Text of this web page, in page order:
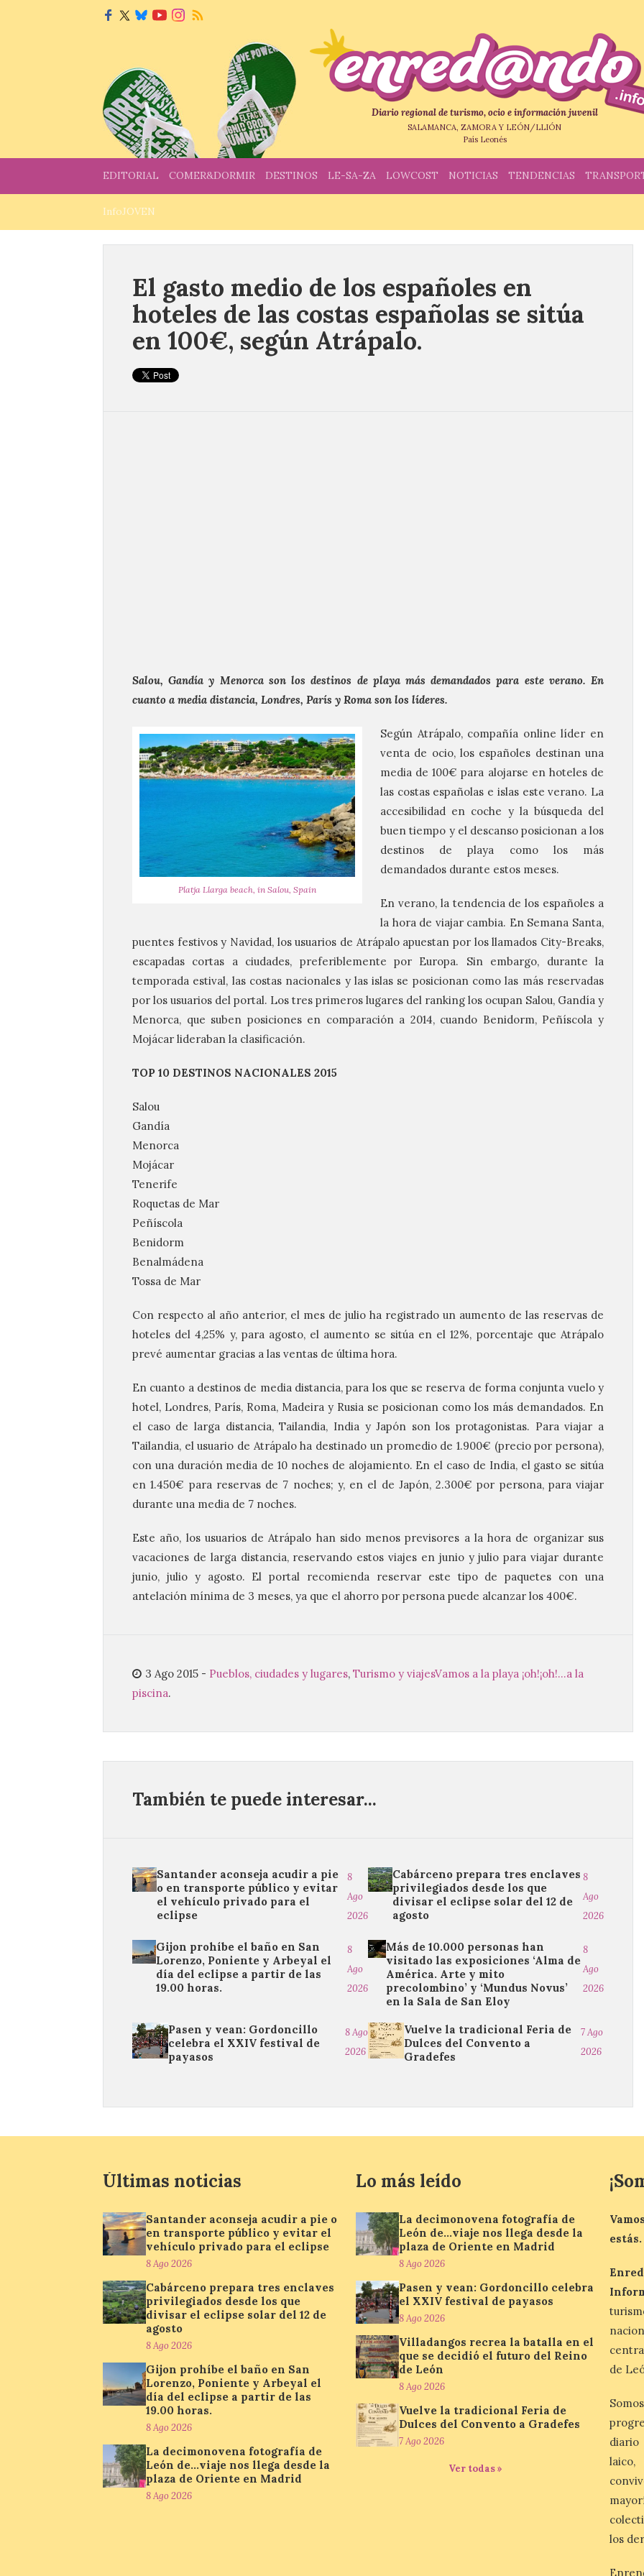
Diario regional de turismo, ocio e información juvenil
SALAMANCA, ZAMORA Y LEÓN/LLIÓN
País Leonés
EDITORIAL COMER&DORMIR DESTINOS LE-SA-ZA LOWCOST NOTICIAS TENDENCIAS
InfoJOVEN
El gasto medio de los españoles en
hoteles de las costas españolas se sitúa
en 100€, según Atrápalo.
Salou, Gandía y Menorca son los destinos de playa más demandados para este verano. En
cuanto a media distancia, Londres, París y Roma son los líderes.
Platja Llarga beach, in Salou, Spain
Según Atrápalo, compañía online líder en
venta de ocio, los españoles destinan una
media de 100€ para alojarse en hoteles de
las costas españolas e islas este verano. La
accesibilidad en coche y la búsqueda del
buen tiempo y el descanso posicionan a los
destinos de playa como los más
demandados durante estos meses.
En verano, la tendencia de los españoles a
la hora de viajar cambia. En Semana Santa,
puentes festivos y Navidad, los usuarios de Atrápalo apuestan por los llamados City-Breaks,
escapadas cortas a ciudades, preferiblemente por Europa. Sin embargo, durante la
temporada estival, las costas nacionales y las islas se posicionan como las más reservadas
por los usuarios del portal. Los tres primeros lugares del ranking los ocupan Salou, Gandía y
Menorca, que suben posiciones en comparación a 2014, cuando Benidorm, Peñíscola y
Mojácar lideraban la clasificación.
TOP 10 DESTINOS NACIONALES 2015
Salou
Gandía
Menorca
Mojácar
Tenerife
Roquetas de Mar
Peñíscola
Benidorm
Benalmádena
Tossa de Mar
Con respecto al año anterior, el mes de julio ha registrado un aumento de las reservas de
hoteles del 4,25% y, para agosto, el aumento se sitúa en el 12%, porcentaje que Atrápalo
prevé aumentar gracias a las ventas de última hora.
En cuanto a destinos de media distancia, para los que se reserva de forma conjunta vuelo y
hotel, Londres, París, Roma, Madeira y Rusia se posicionan como los más demandados. En
el caso de larga distancia, Tailandia, India y Japón son los protagonistas. Para viajar a
Tailandia, el usuario de Atrápalo ha destinado un promedio de 1.900€ (precio por persona),
con una duración media de 10 noches de alojamiento. En el caso de India, el gasto se sitúa
en 1.450€ para reservas de 7 noches; y, en el de Japón, 2.300€ por persona, para viajar
durante una media de 7 noches.
Este año, los usuarios de Atrápalo han sido menos previsores a la hora de organizar sus
vacaciones de larga distancia, reservando estos viajes en junio y julio para viajar durante
junio, julio y agosto. El portal recomienda reservar este tipo de paquetes con una
antelación mínima de 3 meses, ya que el ahorro por persona puede alcanzar los 400€.
3 Ago 2015 - Pueblos, ciudades y lugares, Turismo y viajesVamos a la playa ¡oh!¡oh!...a la
piscina.
También te puede interesar...
Santander aconseja acudir a pie
o en transporte público y evitar
el vehículo privado para el
eclipse
8
Ago
2026
Cabárceno prepara tres enclaves
privilegiados desde los que
divisar el eclipse solar del 12 de
agosto
8
Ago
2026
Gijon prohíbe el baño en San
Lorenzo, Poniente y Arbeyal el
día del eclipse a partir de las
19.00 horas.
8
Ago
2026
Más de 10.000 personas han
visitado las exposiciones ‘Alma de
América. Arte y mito
precolombino’ y ‘Mundus Novus’
en la Sala de San Eloy
8
Ago
2026
Pasen y vean: Gordoncillo
celebra el XXIV festival de
payasos
8 Ago
2026
Vuelve la tradicional Feria de
Dulces del Convento a
Gradefes
7 Ago
2026
Últimas noticias
Santander aconseja acudir a pie o
en transporte público y evitar el
vehículo privado para el eclipse
8 Ago 2026
Cabárceno prepara tres enclaves
privilegiados desde los que
divisar el eclipse solar del 12 de
agosto
8 Ago 2026
Gijon prohíbe el baño en San
Lorenzo, Poniente y Arbeyal el
día del eclipse a partir de las
19.00 horas.
8 Ago 2026
La decimonovena fotografía de
León de…viaje nos llega desde la
plaza de Oriente en Madrid
8 Ago 2026
Lo más leído
La decimonovena fotografía de
León de…viaje nos llega desde la
plaza de Oriente en Madrid
8 Ago 2026
Pasen y vean: Gordoncillo celebra
el XXIV festival de payasos
8 Ago 2026
Villadangos recrea la batalla en el
que se decidió el futuro del Reino
de León
8 Ago 2026
Vuelve la tradicional Feria de
Dulces del Convento a Gradefes
7 Ago 2026
Ver todas »
estás.
de
diario
los